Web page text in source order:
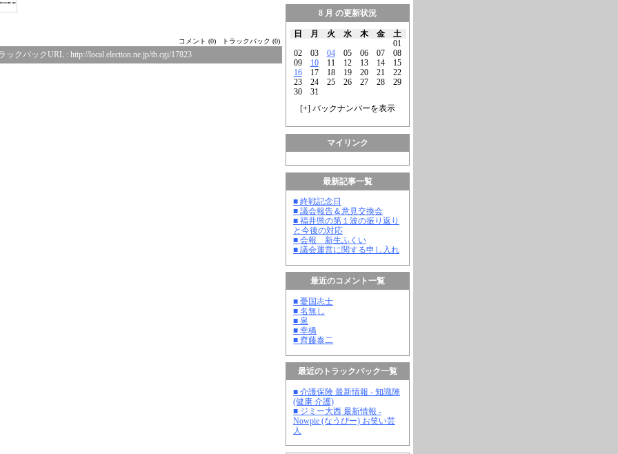
8 月 の更新状況
日 月 火 水 木 金
土
01
02
03 04 05 06 07
08
09
10 11 12 13 14
15
16
17 18 19 20 21
22
23
24 25 26 27 28
29
30
31
[+] バックナンバーを表示
マイリンク
最新記事一覧
■ 終戦記念日
■ 議会報告＆意見交換会
■ 福井県の第１波の振り返り
と今後の対応
■ 会報 新生ふくい
■ 議会運営に関する申し入れ
最近のコメント一覧
■ 憂国志士
■ 名無し
■ 泉
■ 幸橋
■ 齊藤泰二
最近のトラックバック一覧
■ 介護保険 最新情報 - 知識陣
(健康 介護)
■ ジミー大西 最新情報 -
Nowpie (なうぴー) お笑い芸
人
コメント (0) トラックバック (0)
ックバックURL : http://local.election.ne.jp/tb.cgi/17823